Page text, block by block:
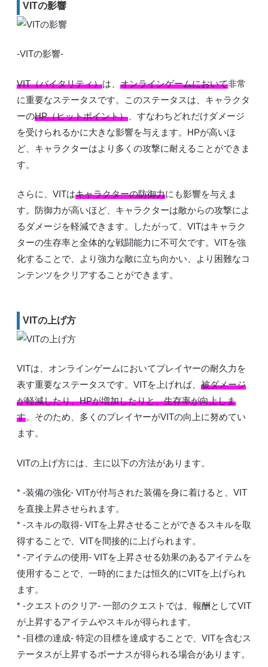
VITの影響
-VITの影響-
VIT（バイタリティ）は、 オンラインゲームにおいて非常
に重要なステータスです。このステータスは、キャラクタ
ーのHP（ヒットポイント） 、すなわちどれだけダメージ
を受けられるかに大きな影響を与えます。HPが高いほ
ど、キャラクターはより多くの攻撃に耐えることができま
す。
さらに、VITはキャラクターの防御力にも影響を与えま
す。防御力が高いほど、キャラクターは敵からの攻撃によ
るダメージを軽減できます。したがって、VITはキャラク
ターの生存率と全体的な戦闘能力に不可欠です。VITを強
化することで、より強力な敵に立ち向かい、より困難なコ
ンテンツをクリアすることができます。
VITの上げ方
VITは、オンラインゲームにおいてプレイヤーの耐久力を
表す重要なステータスです。VITを上げれば、 被ダメージ
が軽減したり、HPが増加したりと、生存率が向上しま
す。そのため、多くのプレイヤーがVITの向上に努めてい
ます。
VITの上げ方には、主に以下の方法があります。
* -装備の強化- VITが付与された装備を身に着けると、VIT
を直接上昇させられます。
* -スキルの取得- VITを上昇させることができるスキルを取
得することで、VITを間接的に上げられます。
* -アイテムの使用- VITを上昇させる効果のあるアイテムを
使用することで、一時的にまたは恒久的にVITを上げられ
ます。
* -クエストのクリア- 一部のクエストでは、報酬としてVIT
が上昇するアイテムやスキルが得られます。
* -目標の達成- 特定の目標を達成することで、VITを含むス
テータスが上昇するボーナスが得られる場合があります。